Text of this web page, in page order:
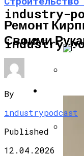
industry-
industry-
Как
Ремонт
Своими
By
industrypodcast
Published
12.04.2026